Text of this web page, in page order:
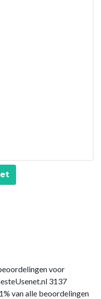
voor
3137
van alle beoordelingen